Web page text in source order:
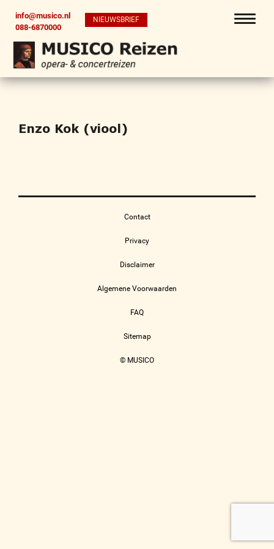
info@musico.nl
088-6870000
NIEUWSBRIEF
Enzo Kok (viool)
Contact
Privacy
Disclaimer
Algemene Voorwaarden
FAQ
Sitemap
© MUSICO